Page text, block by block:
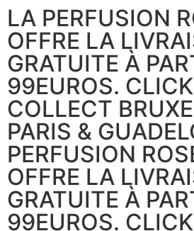
LA PERFUSION
OFFRE LA
GRATUITE À
99EUROS.
COLLECT
PARIS &
PERFUSION
OFFRE LA
GRATUITE À
99EUROS.